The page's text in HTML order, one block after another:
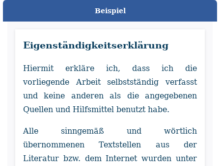
Beispiel
Eigenständigkeitserklärung
Hiermit erkläre ich, dass ich die
vorliegende Arbeit selbstständig verfasst
und keine anderen als die angegebenen
Quellen und Hilfsmittel benutzt habe.
Alle sinngemäß und wörtlich
übernommenen Textstellen aus der
Literatur bzw. dem Internet wurden unter